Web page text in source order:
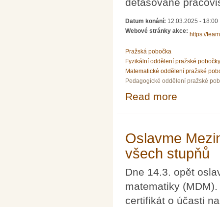
Datum konání: 12.03.2025 - 18:00
Webové stránky akce:
https://
Pražská pobočka
Fyzikální oddělení pražské pobočky
Matematické oddělení pražské
Pedagogické oddělení pražské
Read more
Oslavme
všech stupňů
Dne 14.3. opět
matematiky
certifikát o účasti